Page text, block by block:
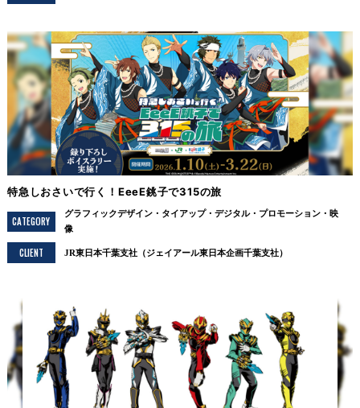
特急しおさいで行く！EeeE銚子で315の旅
CATEGORY
グラフィックデザイン タイアップ デジタル プロモーション
映
像
CLIENT JR東日本千葉支社（ジェイアール東日本企画千葉支社）